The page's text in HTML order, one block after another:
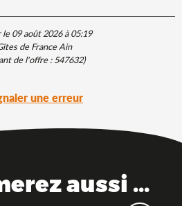
09 août 2026 à 05:19
de France Ain
de l'offre :547632)
une erreur
aussi ...